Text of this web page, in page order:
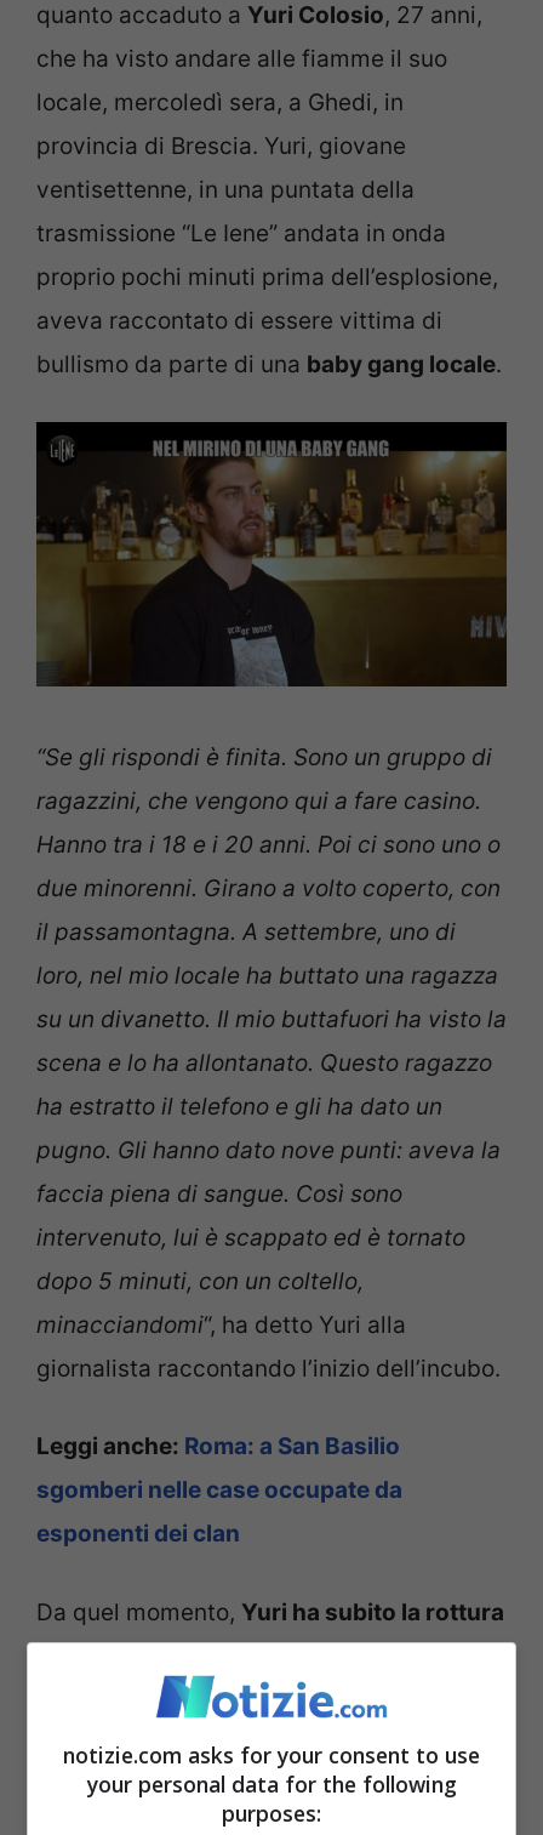
quanto accaduto a Yuri Colosio, 27 anni,
che ha visto andare alle fiamme il suo
locale, mercoledì sera, a Ghedi, in
provincia di Brescia. Yuri, giovane
ventisettenne, in una puntata della
trasmissione “Le Iene” andata in onda
proprio pochi minuti prima dell’esplosione,
aveva raccontato di essere vittima di
bullismo da parte di una baby gang locale.
“Se gli rispondi è finita. Sono un gruppo di
ragazzini, che vengono qui a fare casino.
Hanno tra i 18 e i 20 anni. Poi ci sono uno o
due minorenni. Girano a volto coperto, con
il passamontagna. A settembre, uno di
loro, nel mio locale ha buttato una ragazza
su un divanetto. Il mio buttafuori ha visto la
scena e lo ha allontanato. Questo ragazzo
ha estratto il telefono e gli ha dato un
pugno. Gli hanno dato nove punti: aveva la
faccia piena di sangue. Così sono
intervenuto, lui è scappato ed è tornato
dopo 5 minuti, con un coltello,
minacciandomi“, ha detto Yuri alla
giornalista raccontando l’inizio dell’incubo.
Leggi anche: Roma: a San Basilio
sgomberi nelle case occupate da
esponenti dei clan
Da quel momento, Yuri ha subito la rottura
nate tra lui e vari ragazzi della baby gang.
Tanti, infatti, sono gli episodi già segnalati
ai carabinieri e le denunce sarebbero già 5
notizie.com asks for your consent to use
your personal data for the following
purposes: